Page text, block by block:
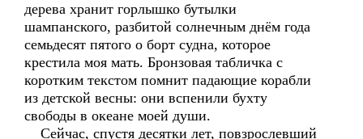
дерева хранит горлышко бутылки
шампанского, разбитой солнечным днём года
семьдесят пятого о борт судна, которое
крестила моя мать. Бронзовая табличка с
коротким текстом помнит падающие корабли
из детской весны: они вспенили бухту
свободы в океане моей души.
Сейчас, спустя десятки лет, повзрослевший